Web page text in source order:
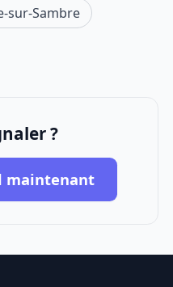
sur-Sambre
?
maintenant